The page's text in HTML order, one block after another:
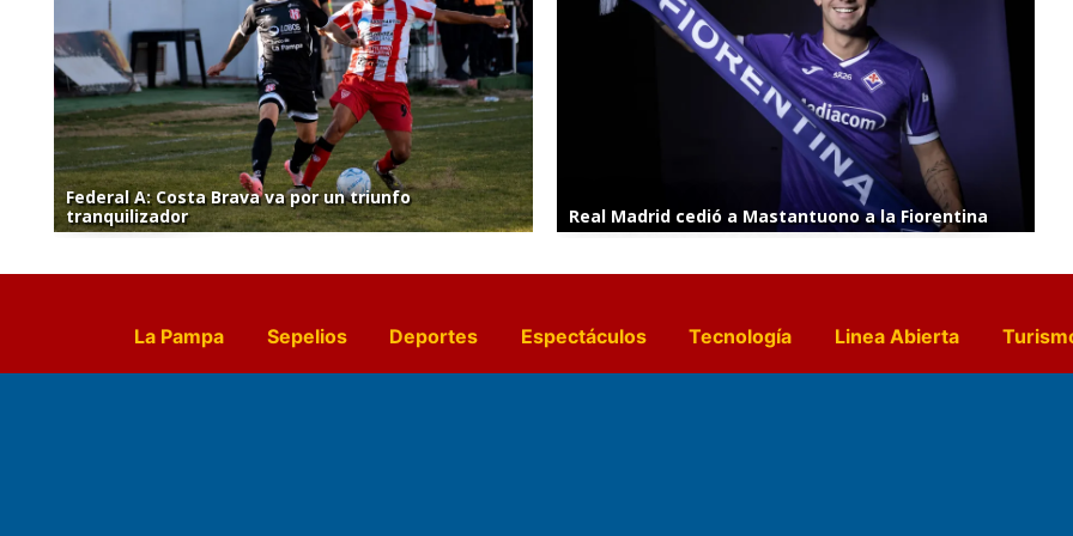
Federal A: Costa Brava va por un triunfo
tranquilizador
Real Madrid cedió a Mastantuono a la Fiorentina
La Pampa Sepelios Deportes Espectáculos Tecnología Linea Abierta